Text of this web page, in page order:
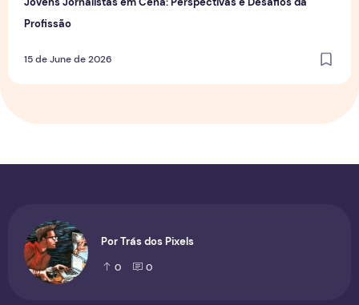
Profissão
15 de June de 2026
Por Trás dos Pixels
0 0